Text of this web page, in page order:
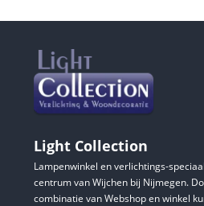
Light Collection
Lampenwinkel en verlichtings-
centrum van Wijchen bij Nijmegen.
combinatie van Webshop en winkel